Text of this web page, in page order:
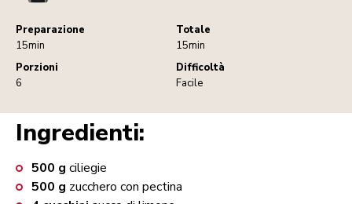
Preparazione
15min
Totale
15min
Porzioni
6
Difficoltà
Facile
Ingredienti:
500 g ciliegie
500 g zucchero con pectina